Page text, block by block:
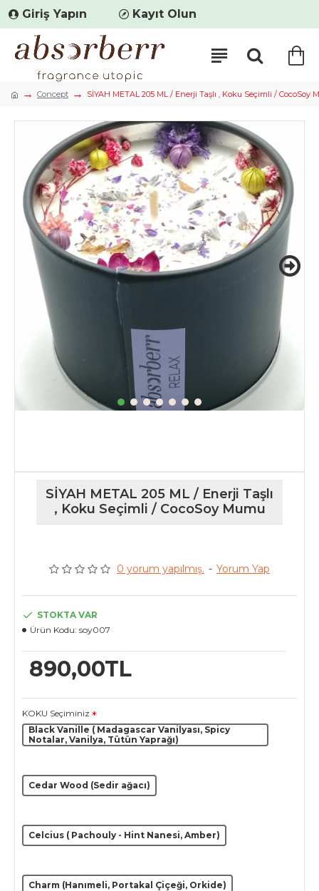
Giriş Yapın Kayıt Olun
Concept SİYAH METAL 205 ML / Enerji Taşlı , Koku Seçimli / CocoSoy
SİYAH METAL 205 ML / Enerji Taşlı
, Koku Seçimli / CocoSoy Mumu
0 yorum yapılmış. - Yorum Yap
890,00TL
STOKTA VAR
Ürün Kodu: soy007
KOKU Seçiminiz
Black Vanille ( Madagascar Vanilyası, Spicy
Notalar, Vanilya, Tütün Yaprağı)
Cedar Wood (Sedir ağacı)
Celcius ( Pachouly - Hint Nanesi, Amber)
Charm (Hanımeli, Portakal Çiçeği, Orkide)